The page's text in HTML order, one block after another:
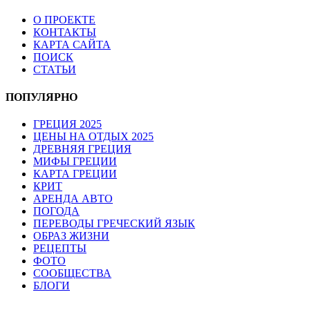
О ПРОЕКТЕ
КОНТАКТЫ
КАРТА САЙТА
ПОИСК
СТАТЬИ
ПОПУЛЯРНО
ГРЕЦИЯ 2025
ЦЕНЫ НА ОТДЫХ 2025
ДРЕВНЯЯ ГРЕЦИЯ
МИФЫ ГРЕЦИИ
КАРТА ГРЕЦИИ
КРИТ
АРЕНДА АВТО
ПОГОДА
ПЕРЕВОДЫ ГРЕЧЕСКИЙ ЯЗЫК
ОБРАЗ ЖИЗНИ
РЕЦЕПТЫ
ФОТО
СООБЩЕСТВА
БЛОГИ